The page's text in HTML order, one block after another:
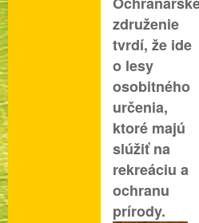
združenie
tvrdí, že ide
o lesy
osobitného
určenia,
ktoré majú
slúžiť na
rekreáciu a
ochranu
prírody.